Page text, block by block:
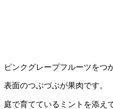
ピンクグレープフルーツをつ
表面のつぶづぶが果肉です。
庭で育てているミントを添え